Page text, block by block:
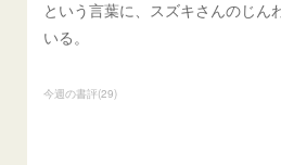
という言葉に、スズキさんのじん
いる。
今週の書評(29)